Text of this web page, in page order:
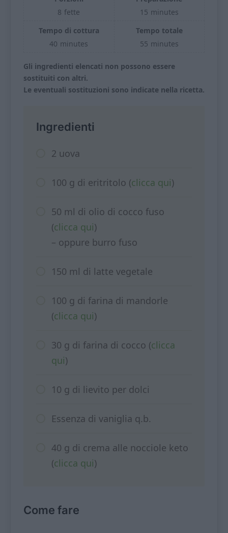
8 fette
15 minutes
Tempo di cottura
40 minutes
Tempo totale
55 minutes
Gli ingredienti elencati non possono essere
sostituiti con altri.
Le eventuali sostituzioni sono indicate nella ricetta.
Ingredienti
2 uova
100 g di eritritolo (clicca qui)
50 ml di olio di cocco fuso
(clicca qui)
– oppure burro fuso
150 ml di latte vegetale
100 g di farina di mandorle
(clicca qui)
30 g di farina di cocco (clicca
qui)
10 g di lievito per dolci
Essenza di vaniglia q.b.
40 g di crema alle nocciole keto
(clicca qui)
Come fare